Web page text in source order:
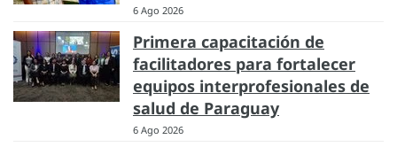
6 Ago 2026
Primera capacitación de
facilitadores para fortalecer
equipos interprofesionales de
salud de Paraguay
6 Ago 2026